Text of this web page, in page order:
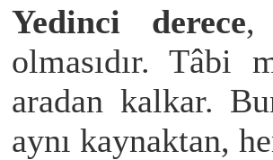
Yedinci derece,
olmasıdır. Tâbi
aradan kalkar.
aynı kaynaktan,